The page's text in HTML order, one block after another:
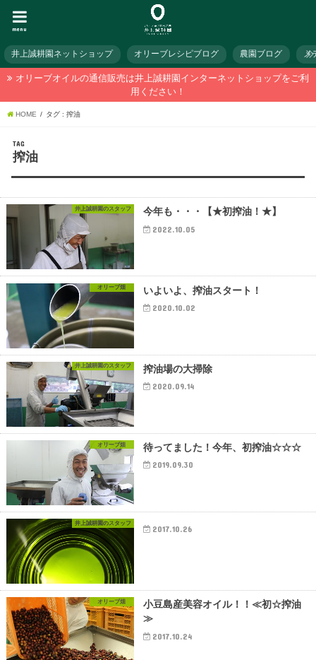
menu
井上誠耕園ネットショップ オリーブレシピブログ 農園ブログ メ
オリーブオイルの通信販売は井上誠耕園インターネットショップをご利
用ください！
HOME タグ : 搾油
TAG
搾油
井上誠耕園のスタッフ 今年も・・・【★初搾油！★】
2022.10.05
オリーブ畑 いよいよ、搾油スタート！
2020.10.02
井上誠耕園のスタッフ 搾油場の大掃除
2020.09.14
オリーブ畑 待ってました！今年、初搾油☆☆☆
2019.09.30
井上誠耕園のスタッフ
2017.10.26
オリーブ畑
小豆島産美容オイル！！≪初☆搾油
≫
2017.10.24